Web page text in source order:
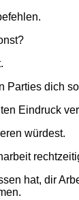
Parties dich
Eindruck
würdest.
hat, dir